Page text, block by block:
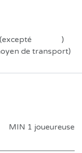
)
de transport)
MIN 1 joueureuse